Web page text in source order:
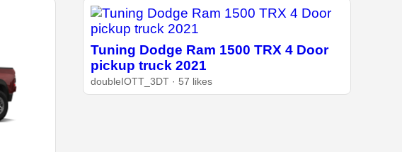
Tuning Dodge Ram 1500 TRX 4 Door
pickup truck 2021
doubleIOTT_3DT · 57 likes